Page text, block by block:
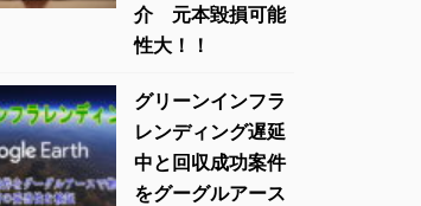
介 元本毀損可能
性大！！
グリーンインフラ
レンディング遅延
中と回収成功案件
をグーグルアース